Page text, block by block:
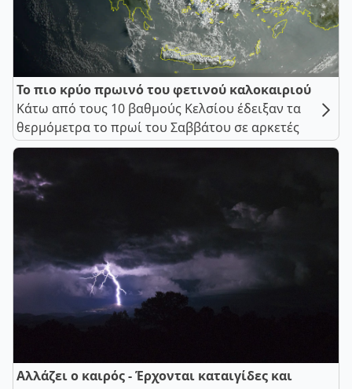
Το πιο κρύο πρωινό του φετινού καλοκαιριού
Κάτω από τους 10 βαθμούς Κελσίου έδειξαν τα
θερμόμετρα το πρωί του Σαββάτου σε αρκετές
Αλλάζει ο καιρός - Έρχονται καταιγίδες και